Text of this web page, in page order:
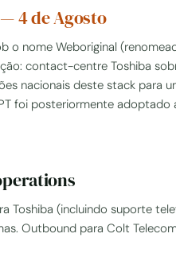
4 de Agosto
o nome Weboriginal
contact-centre Toshiba
nacionais deste stack para
foi posteriormente adoptado
Toshiba (incluindo suporte
Outbound para Colt